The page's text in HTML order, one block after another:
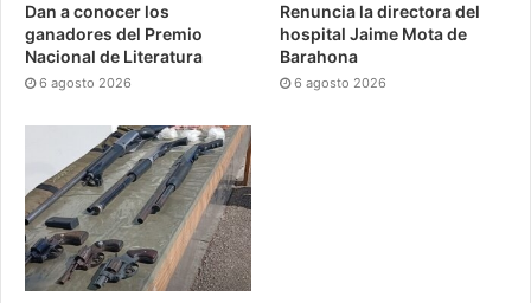
Dan a conocer los
ganadores del Premio
Nacional de Literatura
6 agosto 2026
Renuncia la directora del
hospital Jaime Mota de
Barahona
6 agosto 2026